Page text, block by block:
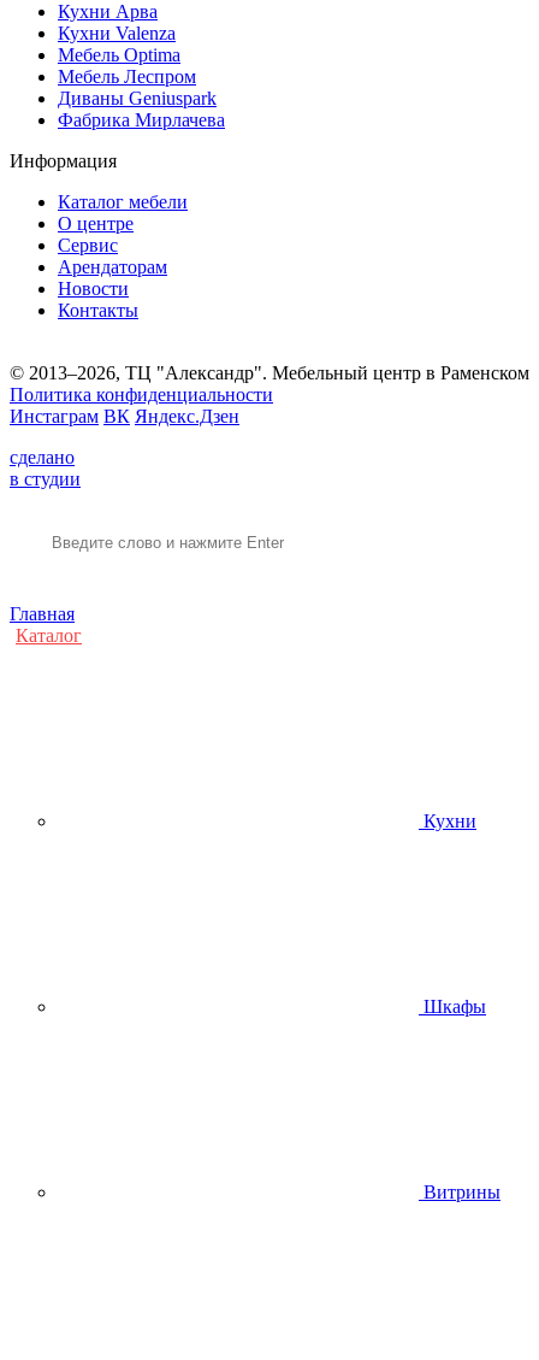
Кухни Арва
Кухни Valenza
Мебель Optima
Мебель Леспром
Диваны Geniuspark
Фабрика Мирлачева
Информация
Каталог мебели
О центре
Сервис
Арендаторам
Новости
Контакты
© 2013–2026, ТЦ "Александр". Мебельный центр в Раменском
Политика конфиденциальности
Инстаграм ВК Яндекс.Дзен
сделано
в студии
Главная
Каталог
Кухни
Шкафы
Витрины